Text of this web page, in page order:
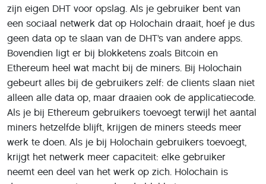
zijn eigen DHT voor opslag. Als je gebruiker bent van
een sociaal netwerk dat op Holochain draait, hoef je dus
geen data op te slaan van de DHT’s van andere apps.
Bovendien ligt er bij blokketens zoals Bitcoin en
Ethereum heel wat macht bij de miners. Bij Holochain
gebeurt alles bij de gebruikers zelf: de clients slaan niet
alleen alle data op, maar draaien ook de applicatiecode.
Als je bij Ethereum gebruikers toevoegt terwijl het aantal
miners hetzelfde blijft, krijgen de miners steeds meer
werk te doen. Als je bij Holochain gebruikers toevoegt,
krijgt het netwerk meer capaciteit: elke gebruiker
neemt een deel van het werk op zich. Holochain is